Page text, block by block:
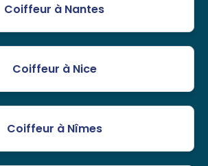
Coiffeur à Nantes
Coiffeur à Nice
Coiffeur à Nîmes